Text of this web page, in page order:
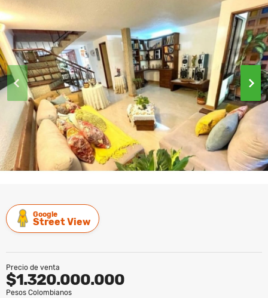
Google
Street View
Precio de venta
$1.320.000.000
Pesos Colombianos